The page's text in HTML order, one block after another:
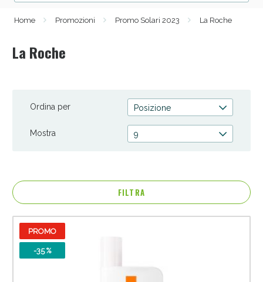
Home Promozioni Promo Solari 2023 La Roche
La Roche
Ordina per Posizione
Mostra 9
FILTRA
PROMO
-35 %